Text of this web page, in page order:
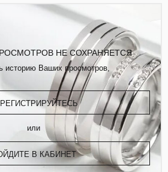
НЕ СОХРАНЯЕТСЯ
историю Ваших просмотров,
или
В КАБИНЕТ